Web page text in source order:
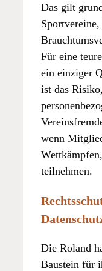
Das gilt
Für eine
ein einziger
ist das
wenn
teilnehmen.
Die Roland
Baustein für